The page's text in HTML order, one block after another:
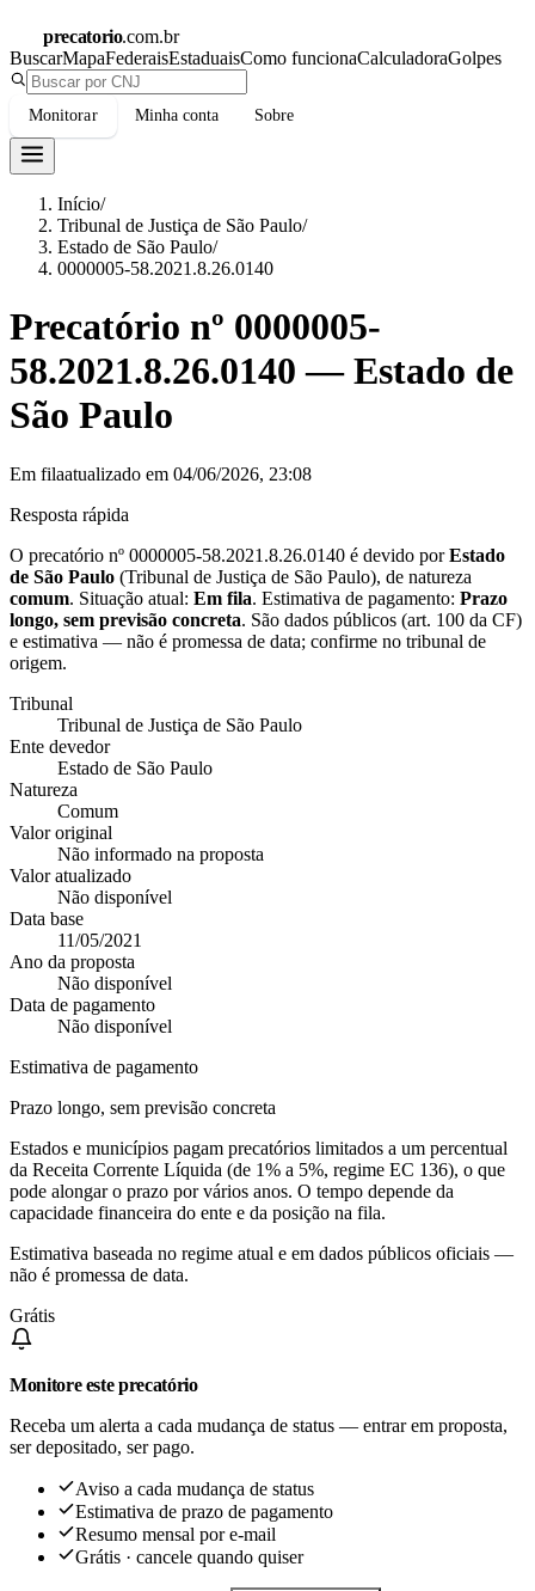
precatorio.com.br
BuscarMapaFederaisEstaduaisComo funcionaCalculadoraGolpes
Monitorar Minha conta Sobre
Início/
Tribunal de Justiça de São Paulo/
Estado de São Paulo/
0000005-58.2021.8.26.0140
Precatório nº 0000005-
58.2021.8.26.0140 —Estado de
São Paulo
Em filaatualizado em 04/06/2026, 23:08
Resposta rápida
O precatório nº 0000005-58.2021.8.26.0140 é devido porEstado
de São Paulo (Tribunal de Justiça de São Paulo), de natureza
comum. Situação atual: Em fila. Estimativa de pagamento: Prazo
longo, sem previsão concreta. São dados públicos (art. 100 da CF)
e estimativa — não é promessa de data; confirme no tribunal de
origem.
Tribunal
Tribunal de Justiça de São Paulo
Ente devedor
Estado de São Paulo
Natureza
Comum
Valor original
Não informado na proposta
Valor atualizado
Não disponível
Data base
11/05/2021
Ano da proposta
Não disponível
Data de pagamento
Não disponível
Estimativa de pagamento
Prazo longo, sem previsão concreta
Estados e municípios pagam precatórios limitados a um percentual
da Receita Corrente Líquida (de 1% a 5%, regime EC 136), o que
pode alongar o prazo por vários anos. O tempo depende da
capacidade financeira do ente e da posição na fila.
Estimativa baseada no regime atual e em dados públicos oficiais —
não é promessa de data.
Grátis
Monitore este precatório
Receba um alerta a cada mudança de status — entrar em proposta,
ser depositado, ser pago.
Aviso a cada mudança de status
Estimativa de prazo de pagamento
Resumo mensal por e-mail
Grátis · cancele quando quiser